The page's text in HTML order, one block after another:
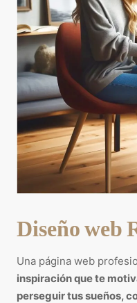
Diseño web
Una página web
inspiración que te
perseguir tus sueños,